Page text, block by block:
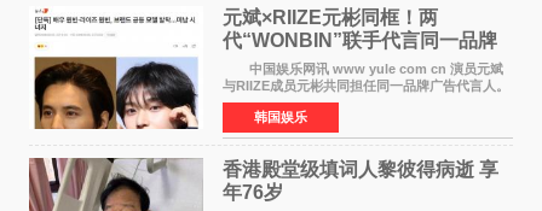
元斌×RIIZE元彬同框！两
代“WONBIN”联手代言同一品牌
颜值天花板合体
中国娱乐网讯 www yule com cn 演员元斌
与RIIZE成员元彬共同担任同一品牌广告代言人。
6日据独家报道，继演员元斌之后，RIIZE元彬最
近也被选为某在线中介平台A公司的共同广告代言
人，两人将作
韩国娱乐
香港殿堂级填词人黎彼得病逝 享
年76岁​